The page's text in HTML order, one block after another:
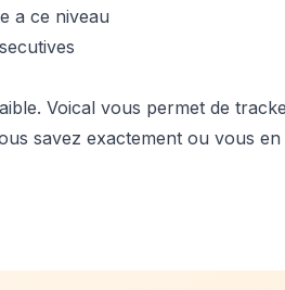
a ce niveau
Voical vous permet de
savez exactement ou vous en